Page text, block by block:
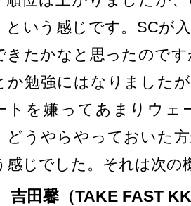
という感じです。SCが
きたかなと思ったので
か勉強にはなりました
トを嫌ってあまりウェ
どうやらやっておいた
感じでした。それは次の
田馨（TAKE FAST